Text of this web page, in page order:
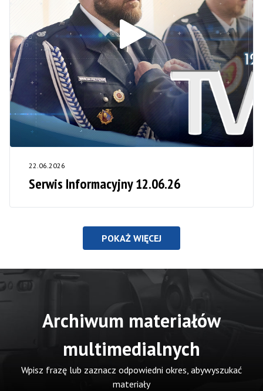
22.06.2026
Serwis Informacyjny 12.06.26
POKAŻ WIĘCEJ
Archiwum materiałów
multimedialnych
Wpisz frazę lub zaznacz odpowiedni okres, abywyszukać
materiały